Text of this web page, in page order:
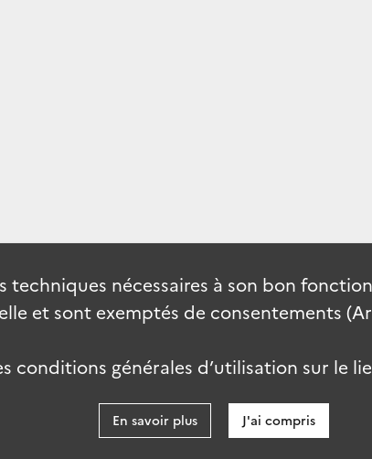
techniques nécessaires à son bon
et sont exemptés de consentements
conditions générales d’utilisation sur le
En savoir plus J'ai compris